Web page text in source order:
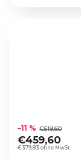
ist
€379,83 ohne MwSt.
–11 % €519,60
€459,60